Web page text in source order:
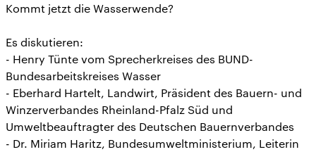
Kommt jetzt die Wasserwende?
Es diskutieren:
- Henry Tünte vom Sprecherkreises des BUND-
Bundesarbeitskreises Wasser
- Eberhard Hartelt, Landwirt, Präsident des Bauern- und
Winzerverbandes Rheinland-Pfalz Süd und
Umweltbeauftragter des Deutschen Bauernverbandes
- Dr. Miriam Haritz, Bundesumweltministerium, Leiterin